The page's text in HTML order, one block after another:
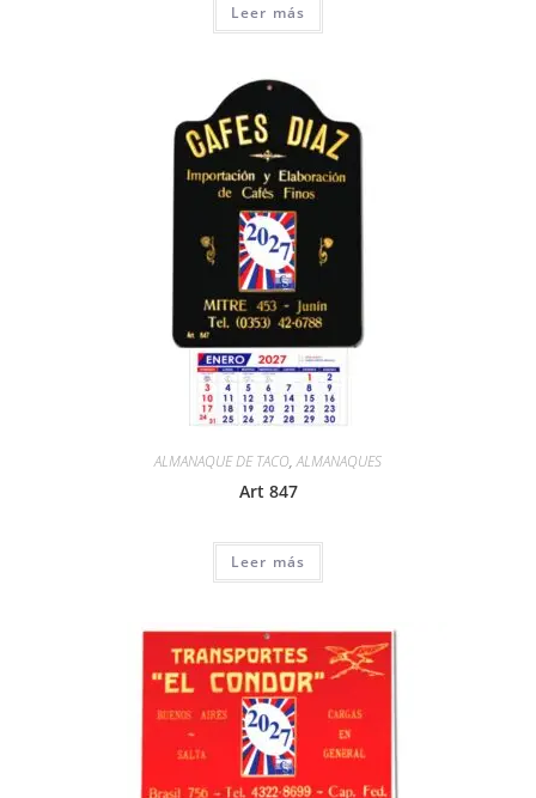
Leer más
ALMANAQUE DE TACO,ALMANAQUES
Art 847
Leer más